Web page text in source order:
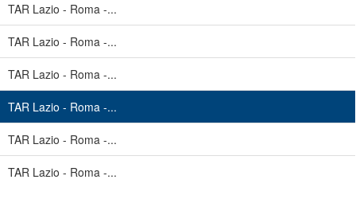
TAR Lazio - Roma -...
TAR Lazio - Roma -...
TAR Lazio - Roma -...
TAR Lazio - Roma -...
TAR Lazio - Roma -...
TAR Lazio - Roma -...